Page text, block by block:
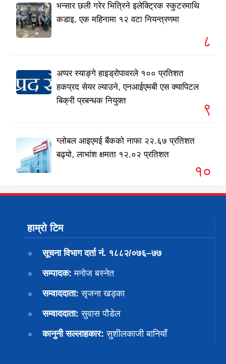
भन्सार छली गरेर भित्रिने इलेक्ट्रिक स्कुटरमाथि
कडाइ, एक महिनामा १२ वटा नियन्त्रणमा
८
अप्पर स्याङ्गे हाइड्रोपावरले १०० प्रतिशत
हकप्रद सेयर ल्याउने, एनआईएमबी एस क्यापिटल
बिक्री प्रबन्धक नियुक्त
९
ग्लोबल आइएमई बैंकको नाफा २२.६७ प्रतिशत
बढ्यो, लाभांश क्षमता १२.०२ प्रतिशत
१०
हाम्रो टिम
सूचना विभाग दर्ता नं. १८८२/०७६–७७
सम्पादक: मनोज बस्नेत
सम्वाददाता: सृजना खड्का
सम्वाददाता: सुवास पाैडेल
कानुनी सल्लाहकार: सुशीलकाजी बानियाँ